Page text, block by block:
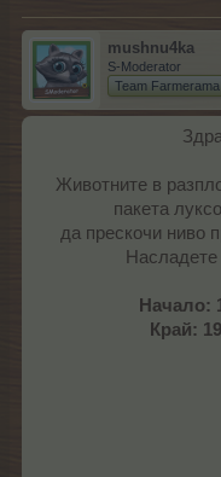
mushnu4ka
S-Moderator
Team
Животните в
пакета
да прескочи ниво
Насладете
Начало:
Край: